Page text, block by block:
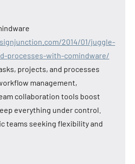
2014/01/juggle-
processes-with-comindware/
projects, and processes
management,
collaboration tools boost
everything under control.
teams seeking flexibility and